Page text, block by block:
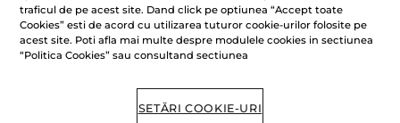
Gel răcoritor pentru
picioare obosite
Lapte de corp pentru
fermitate
39.50 Lei / 100ml
traficul de pe acest site. Dand click pe optiunea “Accept toate
Cookies” esti de acord cu utilizarea tuturor cookie-urilor folosite pe
acest site. Poti afla mai multe despre modulele cookies in sectiunea
“Politica Cookies” sau consultand sectiunea
SETĂRI COOKIE-URI